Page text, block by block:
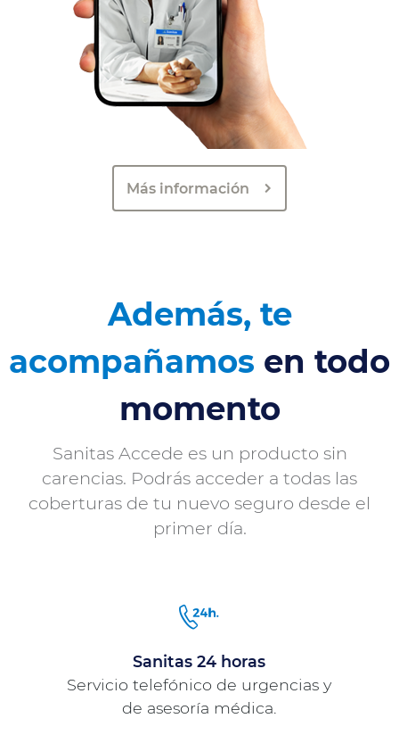
Más información
Además, te
acompañamos en todo
momento
Sanitas Accede es un producto sin
carencias. Podrás acceder a todas las
coberturas de tu nuevo seguro desde el
primer día.
Sanitas 24 horas
Servicio telefónico de urgencias y
de asesoría médica.